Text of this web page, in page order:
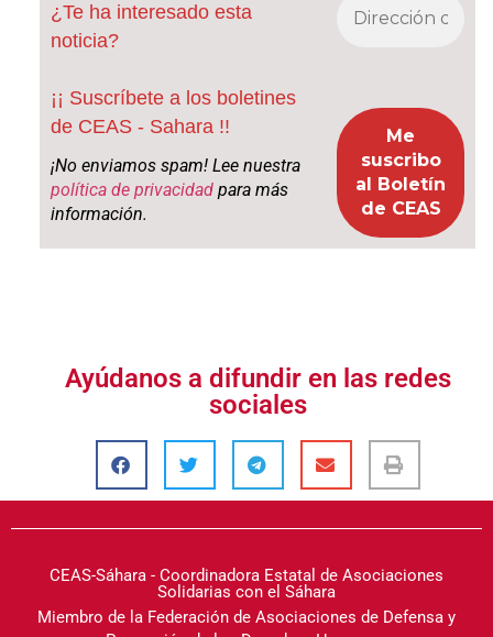
¿Te ha interesado esta
noticia?
¡¡ Suscríbete a los boletines
de CEAS - Sahara !!
¡No enviamos spam! Lee nuestra
política de privacidad para más
información.
Ayúdanos a difundir en las redes
sociales
CEAS-Sáhara - Coordinadora Estatal de Asociaciones
Solidarias con el Sáhara
Miembro de la Federación de Asociaciones de Defensa y